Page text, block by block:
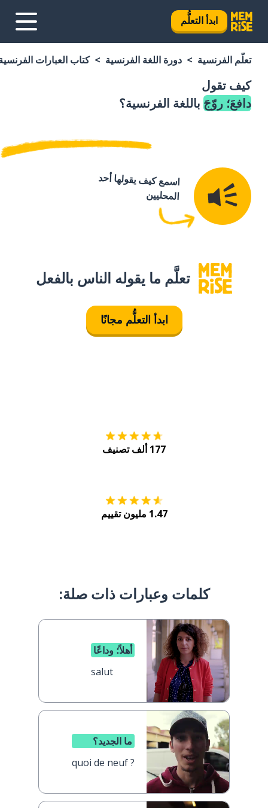
ابدأ التعلُّم
تعلَّم الفرنسية دورة اللغة الفرنسية كتاب العبارات
كيف تقول
دافعَ؛ روّجَ باللغة الفرنسية؟
اسمع كيف يقولها أحد
المحليين
تعلَّم ما يقوله الناس بالفعل
ابدأ التعلُّم مجانًا
177 ألف تصنيف
1.47 مليون تقييم
كلمات وعبارات ذات صلة:
أهلاً؛ وداعًا
salut
ما الجديد؟
quoi de neuf ?